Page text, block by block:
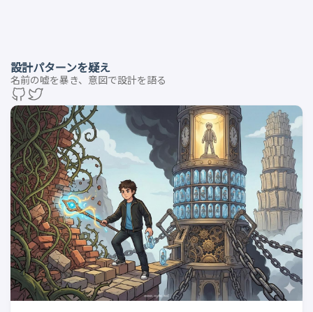
設計パターンを疑え
名前の嘘を暴き、意図で設計を語る